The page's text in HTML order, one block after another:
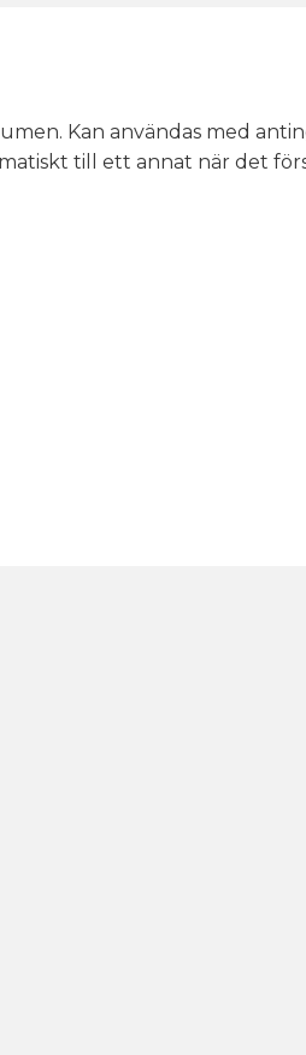
Kan användas med
till ett annat när det